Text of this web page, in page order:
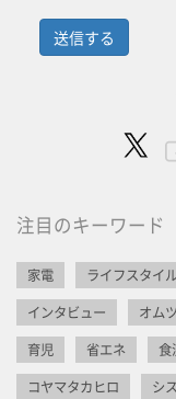
注目のキーワード
家電 ライフスタイ
インタビュー
オムツ
育児
省エネ 食
コヤマタカヒロ
シ